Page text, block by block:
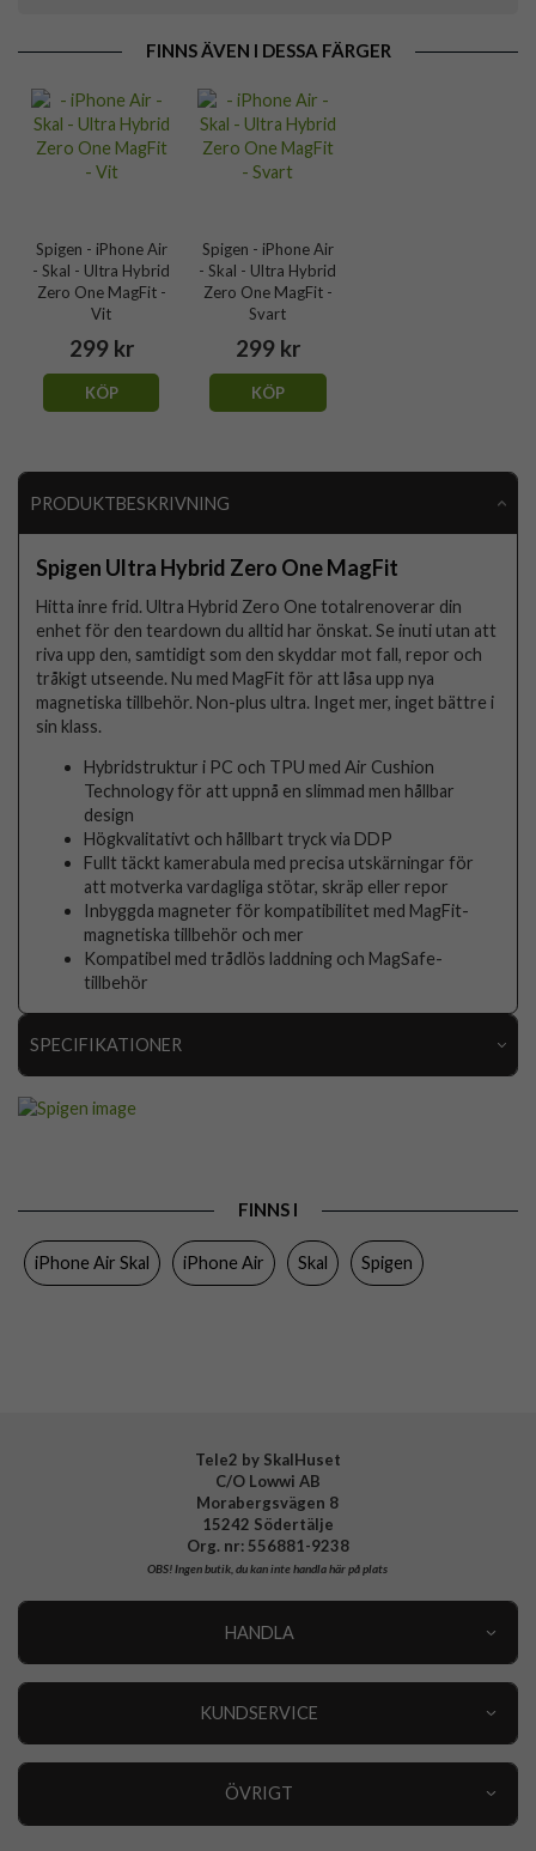
FINNS ÄVEN I DESSA FÄRGER
Spigen - iPhone Air
- Skal - Ultra Hybrid
Zero One MagFit -
Vit
299 kr
KÖP
Spigen - iPhone Air
- Skal - Ultra Hybrid
Zero One MagFit -
Svart
299 kr
KÖP
PRODUKTBESKRIVNING
Spigen Ultra Hybrid Zero One MagFit
Hitta inre frid. Ultra Hybrid Zero One totalrenoverar din
enhet för den teardown du alltid har önskat. Se inuti utan att
riva upp den, samtidigt som den skyddar mot fall, repor och
tråkigt utseende. Nu med MagFit för att låsa upp nya
magnetiska tillbehör. Non-plus ultra. Inget mer, inget bättre i
sin klass.
Hybridstruktur i PC och TPU med Air Cushion
Technology för att uppnå en slimmad men hållbar
design
Högkvalitativt och hållbart tryck via DDP
Fullt täckt kamerabula med precisa utskärningar för
att motverka vardagliga stötar, skräp eller repor
Inbyggda magneter för kompatibilitet med MagFit-
magnetiska tillbehör och mer
Kompatibel med trådlös laddning och MagSafe-
tillbehör
SPECIFIKATIONER
Färg Genomskinlig, Grå
FINNS I
iPhone Air Skal iPhone Air Skal Spigen
Tele2 by SkalHuset
C/O Lowwi AB
Morabergsvägen 8
15242 Södertälje
Org. nr: 556881-9238
OBS!Ingen butik, du kan inte handla här på plats
HANDLA
KUNDSERVICE
ÖVRIGT